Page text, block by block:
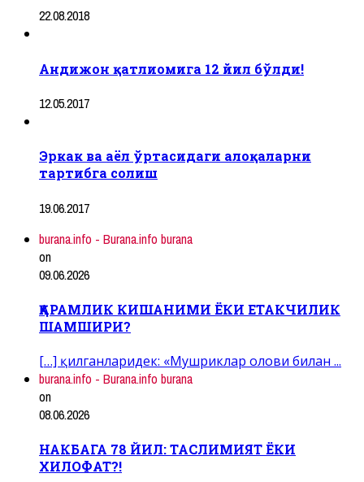
22.08.2018
Андижон қатлиомига 12 йил бўлди!
12.05.2017
Эркак ва аёл ўртасидаги алоқаларни
тартибга солиш
19.06.2017
burana.info - Burana.info burana
on
09.06.2026
ҚАРАМЛИК КИШАНИМИ ЁКИ ЕТАКЧИЛИК
ШАМШИРИ?
[…] қилганларидек: «Мушриклар олови билан ...
burana.info - Burana.info burana
on
08.06.2026
НАКБАГА 78 ЙИЛ: ТАСЛИМИЯТ ЁКИ
ХИЛОФАТ?!